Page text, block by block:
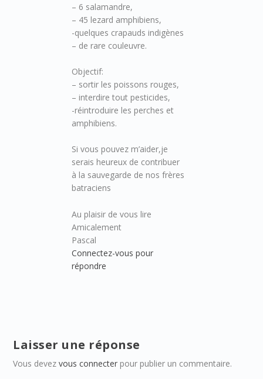
– 6 salamandre,
– 45 lezard amphibiens,
-quelques crapauds indigènes
– de rare couleuvre.
Objectif:
– sortir les poissons rouges,
– interdire tout pesticides,
-réintroduire les perches et
amphibiens.
Si vous pouvez m’aider,je
serais heureux de contribuer
à la sauvegarde de nos frères
batraciens
Au plaisir de vous lire
Amicalement
Pascal
Connectez-vous pour
répondre
Laisser une réponse
Vous devezvous connecter pour publier un commentaire.